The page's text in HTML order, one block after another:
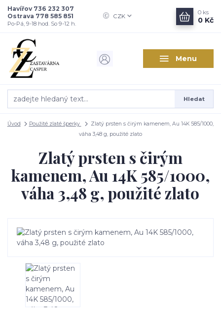
Menu
CZK
Hledat
Havířov 736 232 307
Ostrava 778 585 851
Po-Pá, 9-18 hod. So 9-12 h.
0 ks
0 Kč
Úvod Použité zlaté šperky
Zlatý prsten s čirým kamenem, Au 14K 585/1000,
váha 3,48 g, použité zlato
Zlatý prsten s čirým
kamenem, Au 14K 585/1000,
váha 3,48 g, použité zlato